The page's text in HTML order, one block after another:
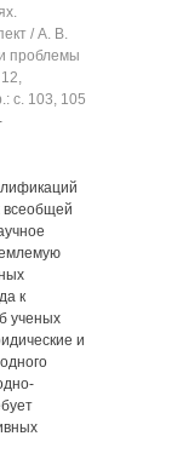
/ А. В.
проблемы
с. 103, 105
всеобщей
к
ученых
и